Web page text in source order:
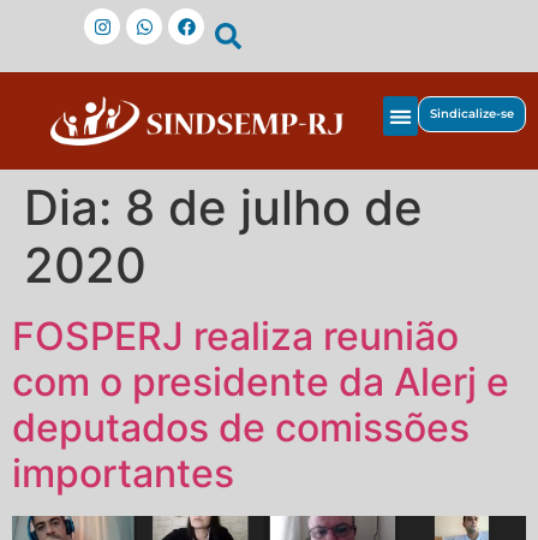
Sindicalize-se
Dia: 8 de julho de
2020
FOSPERJ realiza reunião
com o presidente da Alerj e
deputados de comissões
importantes